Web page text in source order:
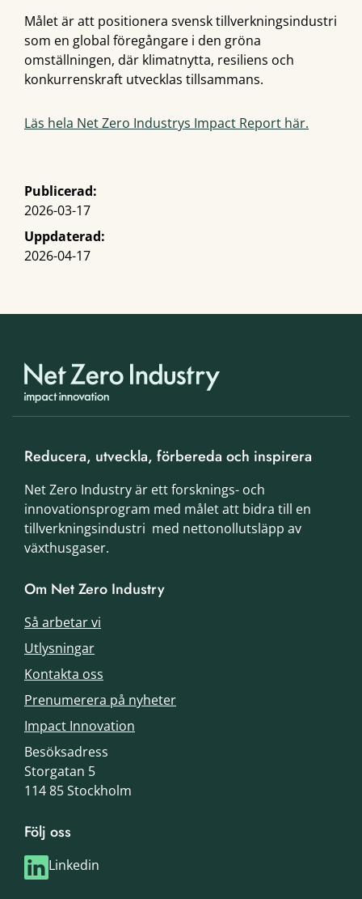
Målet är att positionera svensk tillverkningsindustri
som en global föregångare i den gröna
omställningen, där klimatnytta, resiliens och
konkurrenskraft utvecklas tillsammans.
Läs hela Net Zero Industrys Impact Report här.
Publicerad:
2026-03-17
Uppdaterad:
2026-04-17
Reducera, utveckla, förbereda och inspirera
Net Zero Industry är ett forsknings- och
innovationsprogram med målet att bidra till en
tillverkningsindustri med nettonollutsläpp av
växthusgaser.
Om Net Zero Industry
Så arbetar vi
Utlysningar
Kontakta oss
Prenumerera på nyheter
Impact Innovation
Besöksadress
Storgatan 5
114 85 Stockholm
Följ oss
Linkedin